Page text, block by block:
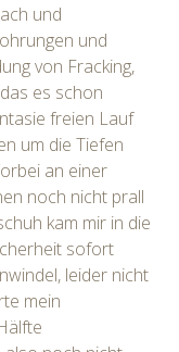
und
und
von Fracking,
es schon
freien Lauf
um die Tiefen
an einer
noch nicht prall
kam mir in die
sofort
leider nicht
mein